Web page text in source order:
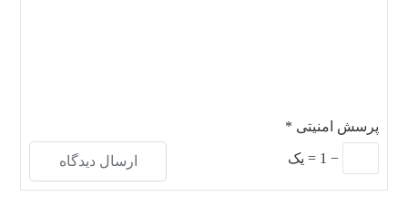
پرسش امنیتی *
−
1
= یک